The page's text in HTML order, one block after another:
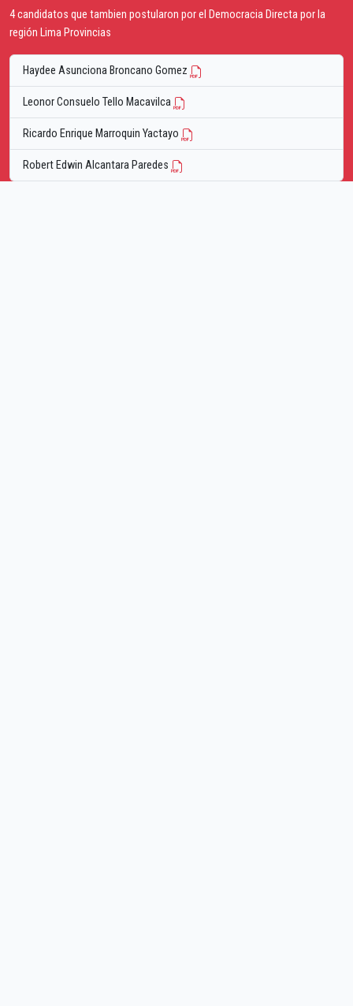
4 candidatos que tambien postularon por el Democracia Directa por la
región Lima Provincias
Haydee Asunciona Broncano Gomez
Leonor Consuelo Tello Macavilca
Ricardo Enrique Marroquin Yactayo
Robert Edwin Alcantara Paredes